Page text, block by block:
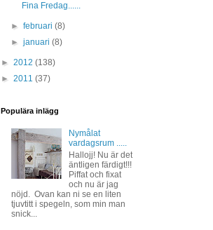
Fina Fredag......
►februari(8)
►januari(8)
► 2012 (138)
► 2011 (37)
Populära inlägg
Nymålat
vardagsrum .....
Hallojj! Nu är det
äntligen färdigt!!!
Piffat och fixat
och nu är jag
nöjd. Ovan kan ni se en liten
tjuvtitt i spegeln, som min man
snick...